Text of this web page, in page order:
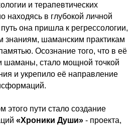
и терапевтических
находясь в глубокой личной
она пришла к регрессологии,
знаниям, шаманским практикам
Осознание того, что в её
шаманы, стало мощной точкой
и укрепило её направление
этого пути стало создание
«Хроники Души» - проекта,